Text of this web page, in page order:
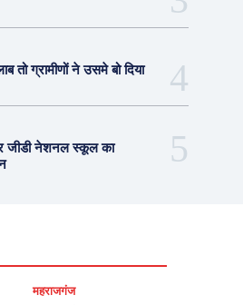
तो ग्रामीणों ने उसमे बो दिया
जीडी नेशनल स्कूल का
महराजगंज